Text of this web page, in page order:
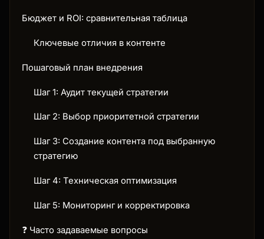
Бюджет и ROI: сравнительная таблица
Ключевые отличия в контенте
Пошаговый план внедрения
Шаг 1: Аудит текущей стратегии
Шаг 2: Выбор приоритетной стратегии
Шаг 3: Создание контента под выбранную
стратегию
Шаг 4: Техническая оптимизация
Шаг 5: Мониторинг и корректировка
❓ Часто задаваемые вопросы